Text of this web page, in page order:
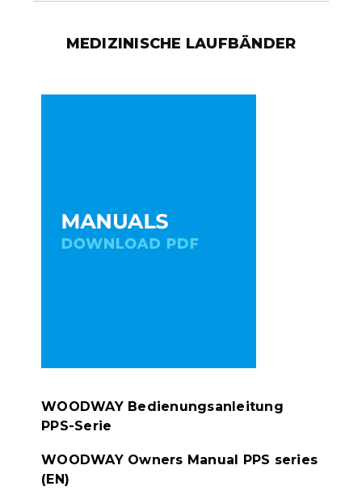
MEDIZINISCHE LAUFBÄNDER
WOODWAY Bedienungsanleitung
PPS-Serie
WOODWAY Owners Manual PPS series
(EN)